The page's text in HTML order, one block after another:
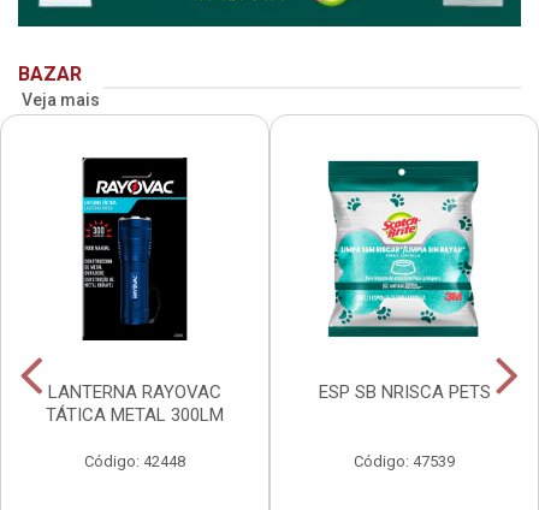
BAZAR
Veja mais
LANTERNA RAYOVAC
TÁTICA METAL 300LM
Código: 42448
ESP SB NRISCA PETS
Código: 47539